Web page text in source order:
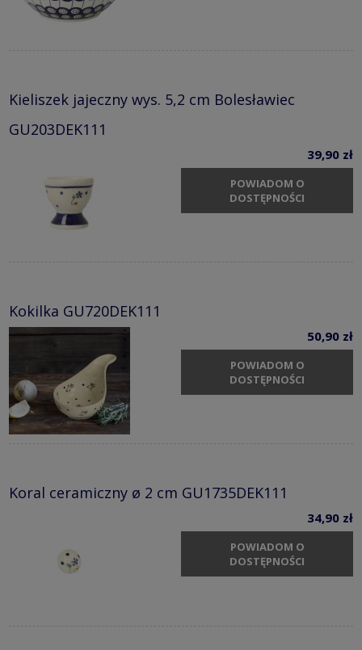
Kieliszek jajeczny wys. 5,2 cm Bolesławiec
GU203DEK111
39,90 zł
POWIADOM O
DOSTĘPNOŚCI
Kokilka GU720DEK111
50,90 zł
POWIADOM O
DOSTĘPNOŚCI
Koral ceramiczny ø 2 cm GU1735DEK111
34,90 zł
POWIADOM O
DOSTĘPNOŚCI